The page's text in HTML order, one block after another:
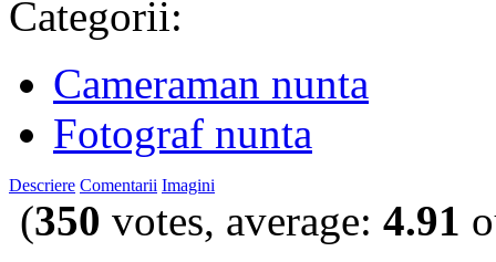
Categorii:
Cameraman nunta
Fotograf nunta
Descriere Comentarii Imagini
(350 votes, average: 4.91